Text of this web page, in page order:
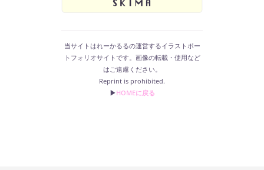
当サイトはれーかるるの運営するイラストポー
トフォリオサイトです。画像の転載・使用など
はご遠慮ください。
Reprint is prohibited.
▶︎HOMEに戻る